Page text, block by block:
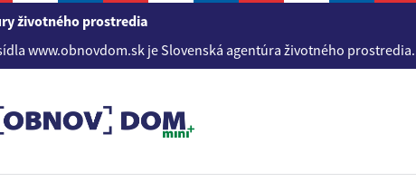
životného prostredia
www.obnovdom.sk je Slovenská agentúra životného